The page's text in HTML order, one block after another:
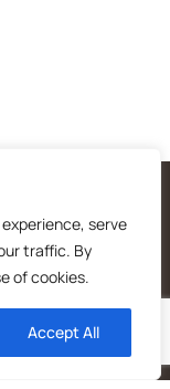
serve
traffic. By
of cookies.
Accept All
Vierling